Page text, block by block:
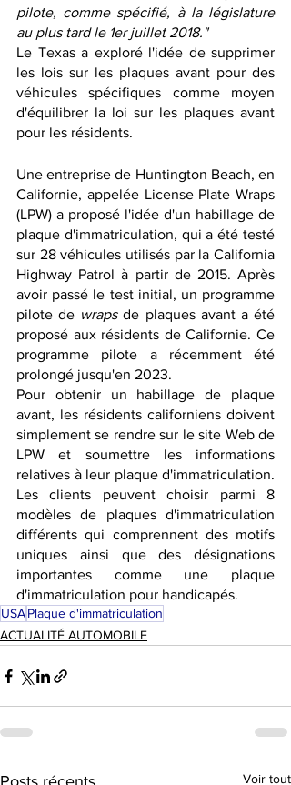
pilote, comme spécifié, à la législature
au plus tard le 1er juillet 2018."
Le Texas a exploré l'idée de supprimer
les lois sur les plaques avant pour des
véhicules spécifiques comme moyen
d'équilibrer la loi sur les plaques avant
pour les résidents.
Une entreprise de Huntington Beach, en
Californie, appelée License Plate Wraps
(LPW) a proposé l'idée d'un habillage de
plaque d'immatriculation, qui a été testé
sur 28 véhicules utilisés par la California
Highway Patrol à partir de 2015. Après
avoir passé le test initial, un programme
pilote de wraps de plaques avant a été
proposé aux résidents de Californie. Ce
programme pilote a récemment été
prolongé jusqu'en 2023.
Pour obtenir un habillage de plaque
avant, les résidents californiens doivent
simplement se rendre sur le site Web de
LPW et soumettre les informations
relatives à leur plaque d'immatriculation.
Les clients peuvent choisir parmi 8
modèles de plaques d'immatriculation
différents qui comprennent des motifs
uniques ainsi que des désignations
importantes comme une plaque
d'immatriculation pour handicapés.
USAPlaque d'immatriculation
ACTUALITÉ AUTOMOBILE
Voir tout